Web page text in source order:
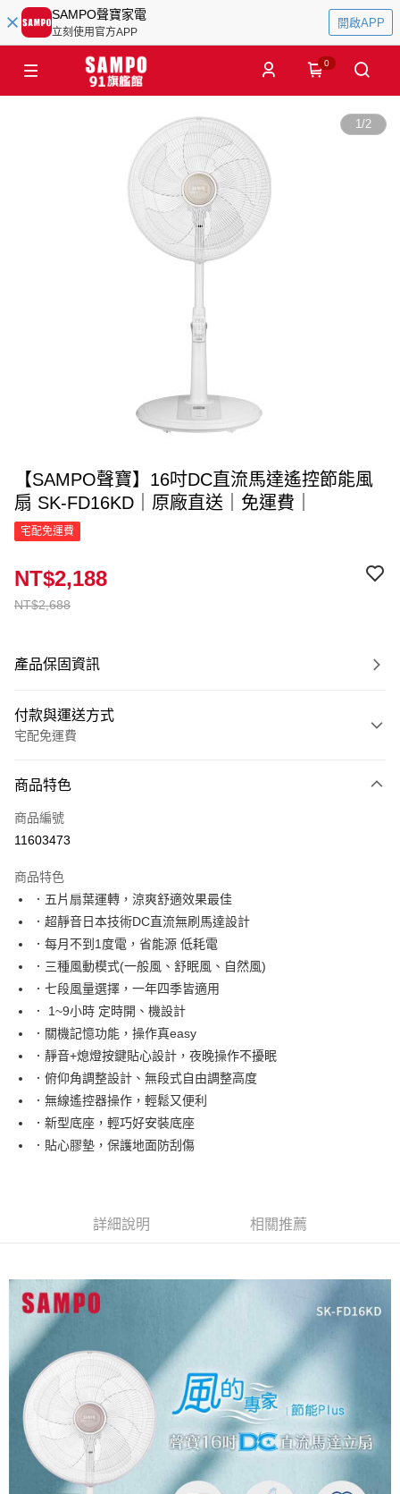
SAMPO聲寶家電
立刻使用官方APP
開啟APP
0
1/2
【SAMPO聲寶】16吋DC直流馬達遙控節能風
扇 SK-FD16KD｜原廠直送｜免運費｜
宅配免運費
NT$2,688
NT$2,188
產品保固資訊
付款與運送方式
宅配免運費
信用卡一次付款
信用卡分期付款
合作金庫商業銀行
華南商業銀行
彰化商業銀行
上海商業儲蓄銀行
台北富邦商業銀行
國泰世華商業銀行
兆豐國際商業銀行
臺灣中小企業銀行
台中商業銀行
匯豐（台灣）商業銀行
聯邦商業銀行
遠東國際商業銀行
元大商業銀行
玉山商業銀行
台新國際商業銀行
中國信託商業銀行
台灣樂天信用卡公司
6 期 0 利率 每期
華南商業銀行
彰化商業銀行
上海商業儲蓄銀行
台北富邦商業銀行
國泰世華商業銀行
兆豐國際商業銀行
臺灣中小企業銀行
台中商業銀行
匯豐（台灣）商業銀行
聯邦商業銀行
元大商業銀行
玉山商業銀行
星展（台灣）商業銀行
台新國際商業銀行
中國信託商業銀行
台灣樂天信用卡公司
12 期 0 利率 每期 NT$182
合作金庫商業銀行
第一商業銀行
上海商業儲蓄銀行
台北富邦商業銀行
國泰世華商業銀行
兆豐國際商業銀行
臺灣中小企業銀行
匯豐（台灣）商業銀行
聯邦商業銀行
遠東國際商業銀行
元大商業銀行
永豐商業銀行
玉山商業銀行
星展（台灣）商業銀行
台新國際商業銀行
台灣樂天信用卡公司
24 期 0 利率 每期NT$91
合作金庫商業銀行
第一商業銀行
華南商業銀行
彰化商業銀行
兆豐國際商業銀行
台中商業銀行
華泰商業銀行
聯邦商業銀行
遠東國際商業銀行
元大商業銀行
永豐商業銀行
星展（台灣）商業銀行
中國信託商業銀行
LINE Pay
街口支付
Google Pay
一般宅配
免運費
商品特色
商品編號
11603473
商品特色
．五片扇葉運轉，涼爽舒適效果最佳
．超靜音日本技術DC直流無刷馬達設計
．每月不到1度電，省能源 低耗電
．三種風動模式(一般風、舒眠風、自然風)
．七段風量選擇，一年四季皆適用
． 1~9小時 定時開、機設計
．關機記憶功能，操作真easy
．靜音+熄燈按鍵貼心設計，夜晚操作不擾眠
．俯仰角調整設計、無段式自由調整高度
．無線遙控器操作，輕鬆又便利
．新型底座，輕巧好安裝底座
．貼心膠墊，保護地面防刮傷
詳細說明 相關推薦